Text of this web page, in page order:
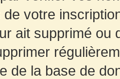
de votre
ait supprimé
de la base de